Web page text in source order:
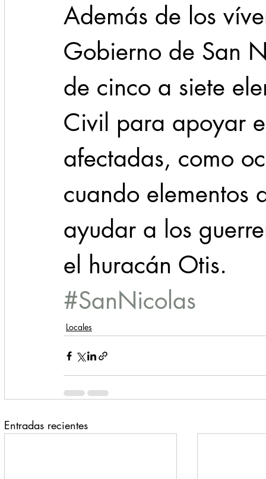
Además de los
Gobierno de San
de cinco a siete
Civil para apoyar
afectadas, como
cuando elementos
ayudar a los
el huracán Otis.
#SanNicolas
Locales
Entradas recientes